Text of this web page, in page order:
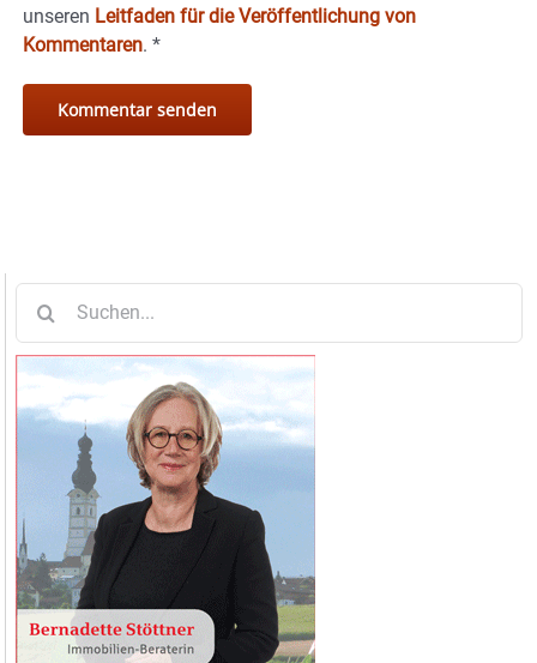
unseren Leitfaden für die Veröffentlichung von
Kommentaren. *
nach: